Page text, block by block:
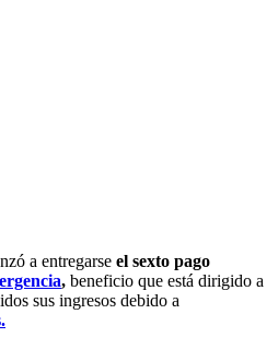
a entregarse el sexto pago
, beneficio que está dirigido a
sus ingresos debido a